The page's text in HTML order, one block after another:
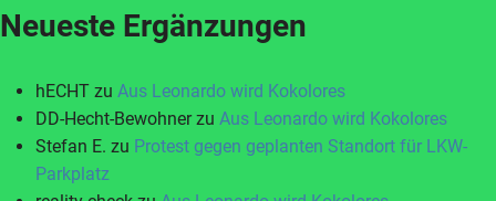
Neueste Ergänzungen
hECHT zu Aus Leonardo wird Kokolores
DD-Hecht-Bewohnerzu Aus Leonardo wird Kokolores
Stefan E. zu Protest gegen geplanten Standort für LKW-
Parkplatz